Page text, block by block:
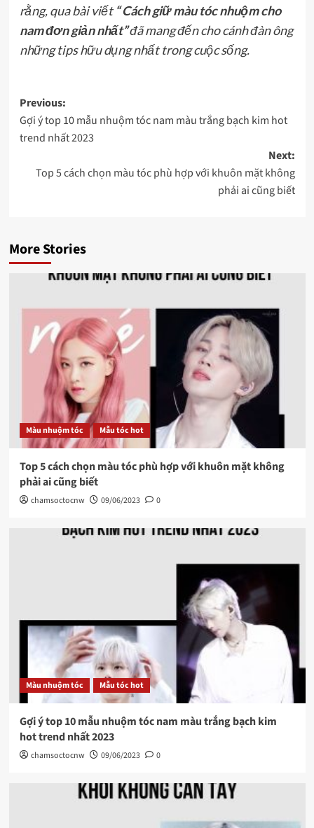
rằng, qua bài viết“ Cách giữ màu tóc nhuộm cho
nam đơn giản nhất”đã mang đến cho cánh đàn ông
những tips hữu dụng nhất trong cuộc sống.
Post
navigation
Previous:
Gợi ý top 10 mẫu nhuộm tóc nam màu trắng bạch kim hot
trend nhất 2023
Next:
Top 5 cách chọn màu tóc phù hợp với khuôn mặt không
phải ai cũng biết
More Stories
Màu nhuộm tóc Mẫu tóc hot
Top 5 cách chọn màu tóc phù hợp với khuôn mặt không
phải ai cũng biết
chamsoctocnw 09/06/2023 0
Màu nhuộm tóc Mẫu tóc hot
Gợi ý top 10 mẫu nhuộm tóc nam màu trắng bạch kim
hot trend nhất 2023
chamsoctocnw 09/06/2023 0